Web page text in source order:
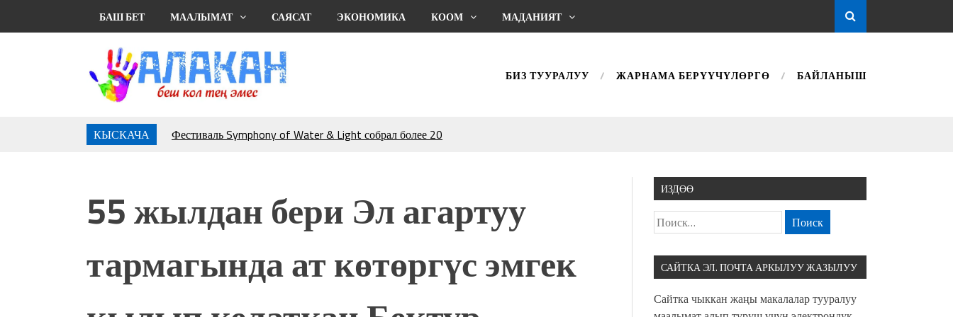
БАШ БЕТ МААЛЫМАТ САЯСАТ ЭКОНОМИКА КООМ МАДАНИЯТ
БИЗ ТУУРАЛУУ ЖАРНАМА БЕРҮҮЧҮЛӨРГӨ БАЙЛАНЫШ
КЫСКАЧА
Фестиваль Symphony of Water & Light собрал более 20
УЛУУ ЖУТТА УЛУТТУ САКТАГАН ЖУСУП
музыкальных фонтанов в Royal Central Park
Аида САЛЯНОВА: "Кыргыз шахмат союзунун
президенти болуп шайланышым сыймык жана чоң
55 жылдан бери Эл агартуу
тармагында ат көтөргүс эмгек
ИЗДӨӨ
САЙТКА ЭЛ. ПОЧТА АРКЫЛУУ ЖАЗЫЛУУ
Сайтка чыккан жаңы макалалар тууралуу